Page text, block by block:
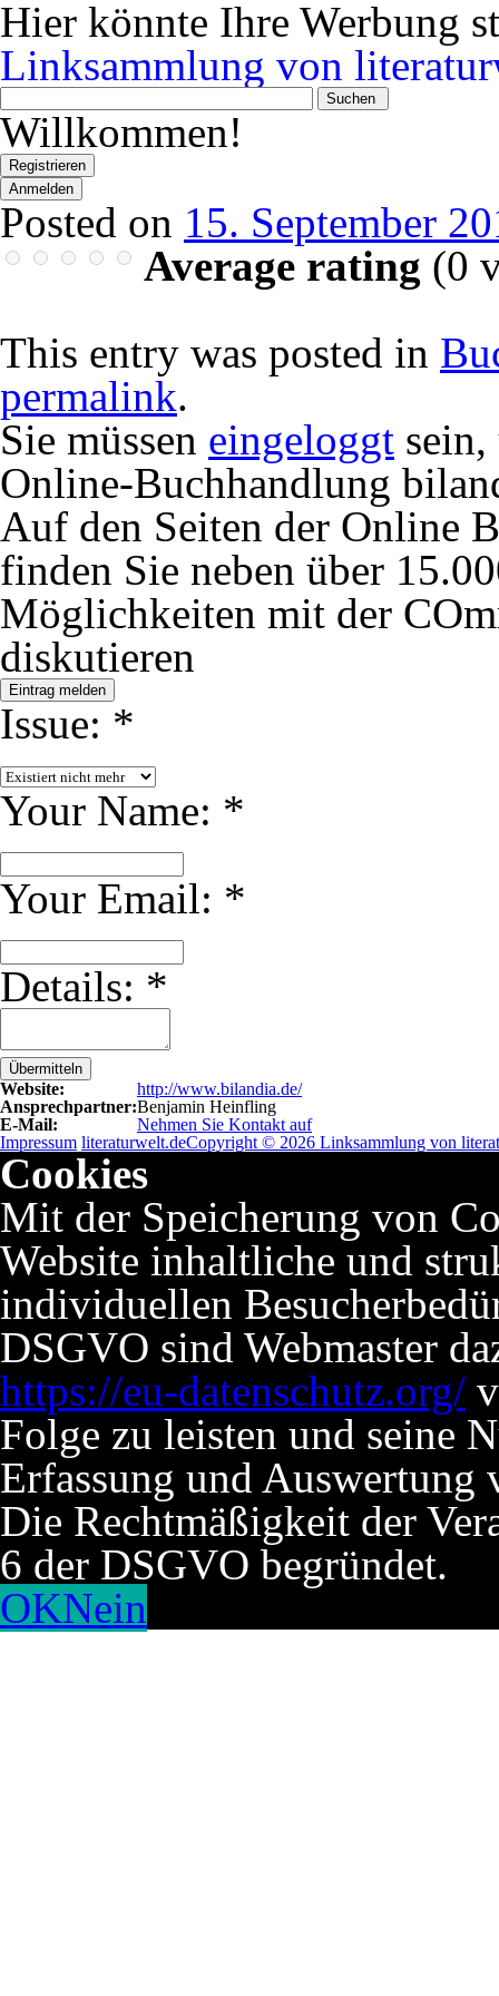
Hier könnte Ihre Werbung
Linksammlung von
Wonach
suchen
Sie?
Willkommen!
Registrieren
Anmelden
Posted on 15. September
Average rating (0
This entry was posted in
permalink.
Sie müssen eingeloggt
Online-Buchhandlung
Auf den Seiten der Online
finden Sie neben über
Möglichkeiten mit der
diskutieren
Eintrag melden
Issue: *
Your Name: *
Your Email: *
Details: *
Übermitteln
Website:
http://www.bilandia.de/
Ansprechpartner:Benjamin Heinfling
E-Mail:
Nehmen Sie Kontakt auf
Impressum literaturwelt.deCopyright © 2026 Linksammlung von
Cookies
Mit der Speicherung von
Website inhaltliche und
individuellen
DSGVO sind Webmaster
https://eu-datenschutz.org/
Folge zu leisten und seine
Erfassung und Auswertung
Die Rechtmäßigkeit der
6 der DSGVO begründet.
OKNein